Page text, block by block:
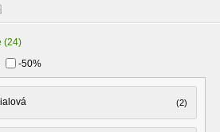
(24)
-50%
(2)